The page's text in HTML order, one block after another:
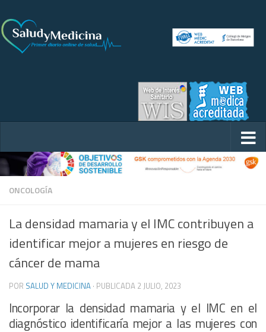
ONCOLOGÍA
La densidad mamaria y el IMC contribuyen a
identificar mejor a mujeres en riesgo de
cáncer de mama
POR SALUD Y MEDICINA · PUBLICADA 2 JULIO, 2023
Incorporar la densidad mamaria y el IMC en el
diagnóstico identificaría mejor a las mujeres con